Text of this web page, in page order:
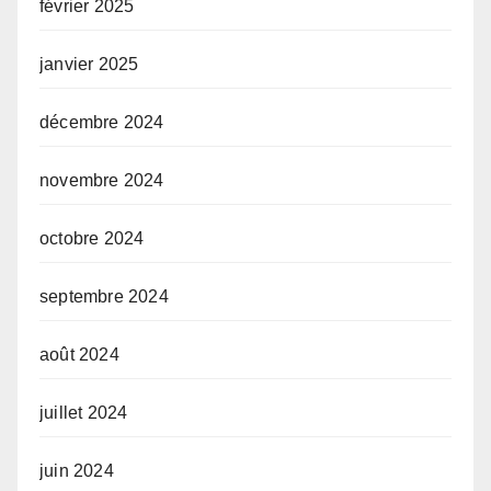
février 2025
janvier 2025
décembre 2024
novembre 2024
octobre 2024
septembre 2024
août 2024
juillet 2024
juin 2024